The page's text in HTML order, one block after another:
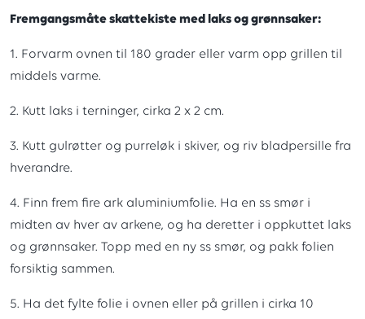
Fremgangsmåte skattekiste med laks og grønnsaker:
1. Forvarm ovnen til 180 grader eller varm opp grillen til
middels varme.
2. Kutt laks i terninger, cirka 2 x 2 cm.
3. Kutt gulrøtter og purreløk i skiver, og riv bladpersille fra
hverandre.
4. Finn frem fire ark aluminiumfolie. Ha en ss smør i
midten av hver av arkene, og ha deretter i oppkuttet laks
og grønnsaker. Topp med en ny ss smør, og pakk folien
forsiktig sammen.
5. Ha det fylte folie i ovnen eller på grillen i cirka 10